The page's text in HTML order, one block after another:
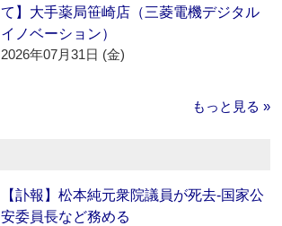
て】大手薬局笹崎店（三菱電機デジタル
イノベーション）
2026年07月31日 (金)
もっと見る »
【訃報】松本純元衆院議員が死去‐国家公
安委員長など務める